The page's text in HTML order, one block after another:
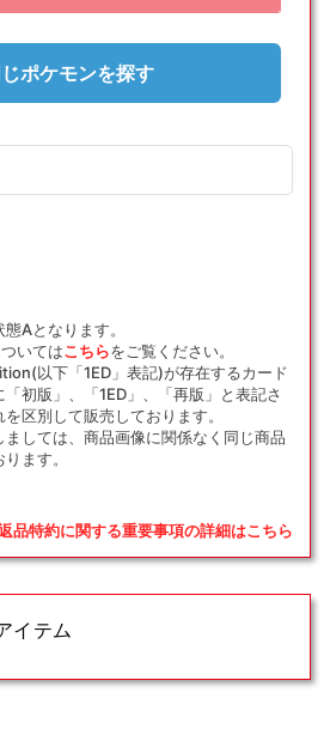
ポケモンを探す
Aとなります。
いてはこちらをご覧ください。
以下「1ED」表記)が存在するカード
初版」、「1ED」、「再版」と表記さ
区別して販売しております。
しては、商品画像に関係なく同じ商品
ます。
品特約に関する重要事項の詳細はこちら
イテム